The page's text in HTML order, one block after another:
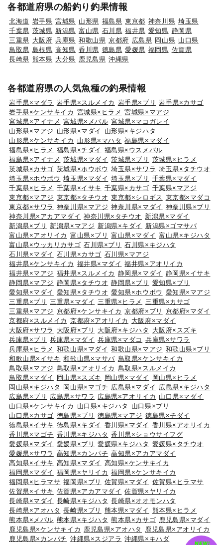
各都道府県の船釣り釣果情報
北海道 岩手県 宮城県 山形県 福島県 東京都 神奈川県 埼玉県
千葉県 茨城県 新潟県 富山県 石川県 福井県 愛知県 静岡県
三重県 大阪府 兵庫県 和歌山県 京都府 広島県 岡山県 山口県
鳥取県 島根県 高知県 香川県 徳島県 愛媛県 福岡県 佐賀県
長崎県 熊本県 大分県 鹿児島県 沖縄県
各都道府県の人気魚種の釣果情報
岩手県×マダラ 岩手県×スルメイカ 岩手県×ブリ
岩手県×カサゴ
岩手県×ケンサキイカ 宮城県×ヒラメ 宮城県×マアジ
宮城県×アイナメ 宮城県×メバル 宮城県×マコガレイ
山形県×マアジ 山形県×マダイ
山形県×キジハタ
山形県×ケンサキイカ
山形県×マハタ 福島県×マダイ
福島県×ヒラメ 福島県×チダイ 福島県×ウスメバル
福島県×アイナメ 茨城県×マダイ 茨城県×ブリ
茨城県×ヒラメ
茨城県×カサゴ 茨城県×ホウボウ 埼玉県×サワラ 埼玉県×タチウオ
埼玉県×ホウボウ 埼玉県×マダイ 埼玉県×ブリ
千葉県×マダイ
千葉県×ヒラメ 千葉県×イサキ 千葉県×カサゴ 千葉県×マアジ
東京都×マアジ 東京都×タチウオ 東京都×シロギス 東京都×マダコ
東京都×サワラ 神奈川県×マアジ 神奈川県×マダイ 神奈川県×ブリ
神奈川県×アカアマダイ 神奈川県×タチウオ 新潟県×マダイ
新潟県×ブリ
新潟県×マアジ 新潟県×キダイ
新潟県×ゴマサバ
富山県×アオリイカ 富山県×ブリ 富山県×マダイ 富山県×キジハタ
富山県×ウッカリカサゴ 石川県×ブリ
石川県×キジハタ
石川県×マダイ 石川県×カサゴ 石川県×マアジ
福井県×ケンサキイカ 福井県×マダイ 福井県×アオリイカ
福井県×マアジ 福井県×スルメイカ 静岡県×マダイ 静岡県×イサキ
静岡県×マアジ 静岡県×タチウオ 静岡県×ブリ
愛知県×ブリ
愛知県×マダイ 愛知県×タチウオ 愛知県×ホウボウ 愛知県×マアジ
三重県×ブリ
三重県×マダイ 三重県×ヒラメ
三重県×カサゴ
三重県×マアジ 京都府×ケンサキイカ 京都府×ブリ
京都府×マダイ
京都府×スルメイカ 京都府×アオリイカ
大阪府×マダイ
大阪府×サワラ
大阪府×ブリ 大阪府×キジハタ
大阪府×スズキ
兵庫県×ブリ
兵庫県×マダイ 兵庫県×マダコ
兵庫県×サワラ
兵庫県×ヒラメ 和歌山県×マダイ 和歌山県×マアジ 和歌山県×ブリ
和歌山県×イサキ 和歌山県×マサバ 鳥取県×ケンサキイカ
鳥取県×マアジ 鳥取県×アオリイカ
鳥取県×スルメイカ
鳥取県×マダイ
岡山県×スズキ 岡山県×マダイ
岡山県×ヒラメ
岡山県×キジハタ
岡山県×マゴチ 広島県×マダイ 広島県×キジハタ
広島県×ブリ
広島県×サワラ 広島県×アオリイカ 山口県×マダイ
山口県×ケンサキイカ
山口県×キジハタ
山口県×ブリ
山口県×カサゴ 徳島県×ブリ 徳島県×マアジ 徳島県×チダイ
徳島県×イサキ 徳島県×キダイ 香川県×マダイ 香川県×アオリイカ
香川県×マゴチ 香川県×キジハタ 香川県×ショウサイフグ
愛媛県×マダイ 愛媛県×ブリ 愛媛県×キジハタ 愛媛県×タチウオ
愛媛県×サワラ 高知県×カンパチ 高知県×アカアマダイ
高知県×イサキ 高知県×マダイ 高知県×ケンサキイカ
福岡県×マダイ 福岡県×ヤリイカ 福岡県×ケンサキイカ
福岡県×ヒラマサ 福岡県×ブリ 佐賀県×マダイ 佐賀県×ヒラマサ
佐賀県×イサキ 佐賀県×アカアマダイ 佐賀県×ヤリイカ
長崎県×マダイ 長崎県×キジハタ 長崎県×オオモンハタ
長崎県×アオハタ 長崎県×ブリ 熊本県×マダイ 熊本県×ヒラメ
熊本県×メバル 熊本県×キジハタ 熊本県×カサゴ 鹿児島県×マダイ
鹿児島県×ケンサキイカ
鹿児島県×アオハタ
鹿児島県×アオリイカ
鹿児島県×カンパチ 沖縄県×スジアラ 沖縄県×キハダ